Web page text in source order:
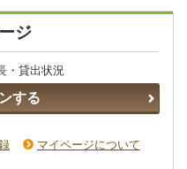
ジ
・貸出状況
する
マイページについて